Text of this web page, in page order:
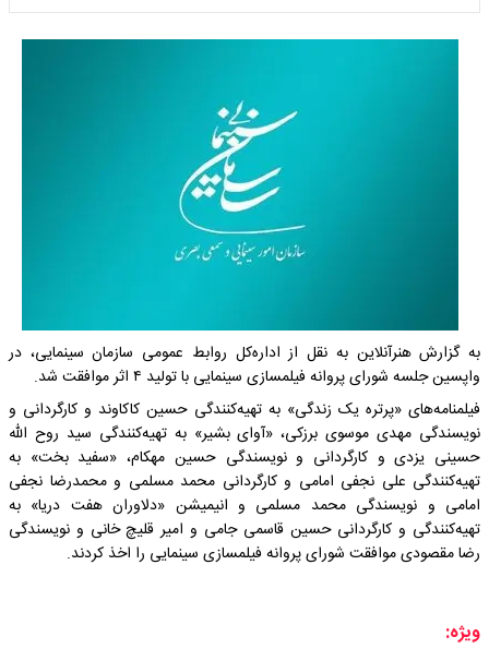
به گزارش هنرآنلاین به نقل از اداره‌کل روابط عمومی سازمان سینمایی، در
واپسین جلسه شورای پروانه فیلمسازی سینمایی با تولید ۴ اثر موافقت شد.
فیلمنامه‌های «پرتره یک زندگی» به تهیه‌کنندگی حسین کاکاوند و کارگردانی و
نویسندگی مهدی موسوی برزکی، «آوای بشیر» به تهیه‌کنندگی سید روح الله
حسینی یزدی و کارگردانی و نویسندگی حسین مهکام، «سفید بخت» به
تهیه‌کنندگی علی نجفی امامی و کارگردانی محمد مسلمی و محمدرضا نجفی
امامی و نویسندگی محمد مسلمی و انیمیشن «دلاوران هفت دریا» به
تهیه‌کنندگی و کارگردانی حسین قاسمی جامی و امیر قلیچ خانی و نویسندگی
رضا مقصودی موافقت شورای پروانه فیلمسازی سینمایی را اخذ کردند.
ویژه: